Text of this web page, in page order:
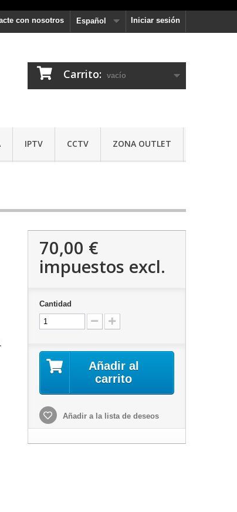
Iniciar sesión
Español
con nosotros
Carrito: vacío
IPTV CCTV ZONA OUTLET
70,00 €
impuestos excl.
Cantidad
Añadir al
carrito
Añadir a la lista de deseos